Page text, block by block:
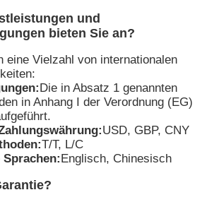
und
bieten Sie an?
eine Vielzahl von internationalen
Die in Absatz 1 genannten
in Anhang I der Verordnung (EG)
USD, GBP, CNY
T/T, L/C
Englisch, Chinesisch